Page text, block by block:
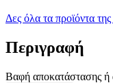
Δες όλα τα προϊόντα
Περιγραφή
Βαφή αποκατάστασης ή